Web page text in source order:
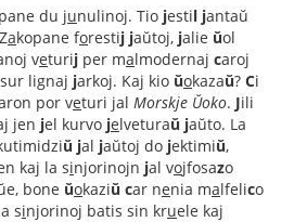
du junulinoj. Tio jestil jantaŭ
akopane forestij jaŭtoj, jalie ŭol
veturij per malmodernaj caroj
lignaj jarkoj. Kaj kio ŭokazaŭ? Ci
por veturi jal Morskje Ŭoko. Jili
jen jel kurvo jelveturaŭ jaŭto. La
ŭ jal jaŭtoj do jektimiŭ,
kaj la sinjorinojn jal vojfosazo
bone ŭokaziŭ car nenia malfelico
sinjorinoj batis sin kruele kaj